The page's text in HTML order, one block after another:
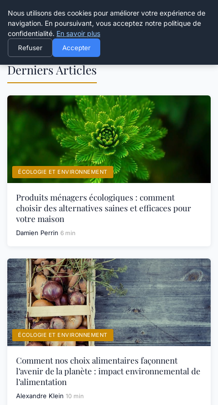
Happy Calyx Farmer
Derniers Articles
ÉCOLOGIE ET ENVIRONNEMENT
Produits ménagers écologiques : comment
choisir des alternatives saines et efficaces pour
votre maison
Damien Perrin 6 min
ÉCOLOGIE ET ENVIRONNEMENT
Comment nos choix alimentaires façonnent
l’avenir de la planète : impact environnemental de
l’alimentation
Alexandre Klein 10 min
Nous utilisons des cookies pour améliorer votre expérience de
navigation. En poursuivant, vous acceptez notre politique de
confidentialité. En savoir plus
Refuser Accepter